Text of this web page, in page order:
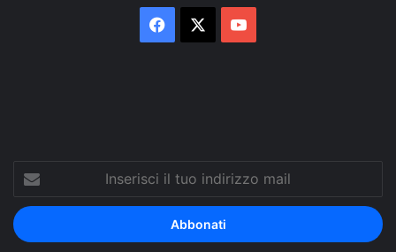
Facebook
tuo
indirizzo
mail